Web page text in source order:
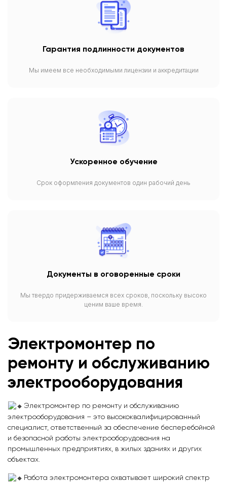
Гарантия подлинности документов
Мы имеем все необходимыми лицензии и аккредитации
Ускоренное обучение
Срок оформления документов один рабочий день
Документы в оговоренные сроки
Мы твердо придерживаемся всех сроков, поскольку высоко
ценим ваше время.
Электромонтер по
ремонту и обслуживанию
электрооборудования
Электромонтер по ремонту и обслуживанию
электрооборудования – это высококвалифицированный
специалист, ответственный за обеспечение бесперебойной
и безопасной работы электрооборудования на
промышленных предприятиях, в жилых зданиях и других
объектах.
Работа электромонтера охватывает широкий спектр